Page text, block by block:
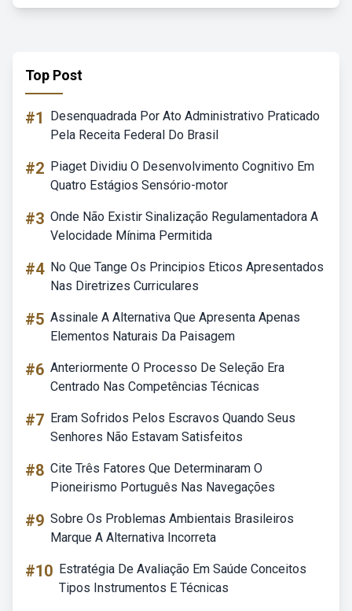
Top Post
#1
Desenquadrada Por Ato Administrativo Praticado
Pela Receita Federal Do Brasil
#2 Piaget Dividiu O Desenvolvimento Cognitivo Em
Quatro Estágios Sensório-motor
#3 Onde Não Existir Sinalização Regulamentadora A
Velocidade Mínima Permitida
#4 No Que Tange Os Principios Eticos Apresentados
Nas Diretrizes Curriculares
#5 Assinale A Alternativa Que Apresenta Apenas
Elementos Naturais Da Paisagem
#6 Anteriormente O Processo De Seleção Era
Centrado Nas Competências Técnicas
#7 Eram Sofridos Pelos Escravos Quando Seus
Senhores Não Estavam Satisfeitos
#8 Cite Três Fatores Que Determinaram O
Pioneirismo Português Nas Navegações
#9 Sobre Os Problemas Ambientais Brasileiros
Marque A Alternativa Incorreta
#10 Estratégia De Avaliação Em Saúde Conceitos
Tipos Instrumentos E Técnicas